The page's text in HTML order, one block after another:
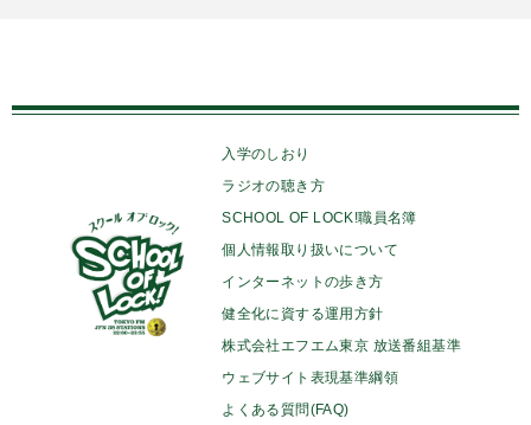
入学のしおり
ラジオの聴き方
SCHOOL OF LOCK!職員名簿
個人情報取り扱いについて
インターネットの歩き方
健全化に資する運用方針
株式会社エフエム東京 放送番組基準
ウェブサイト表現基準綱領
よくある質問(FAQ)